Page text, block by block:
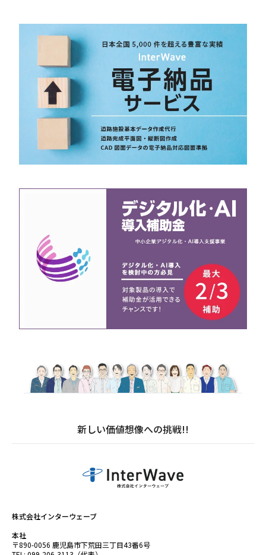
新しい価値想像への挑戦!!
株式会社インターウェーブ
本社
〒890-0056 鹿児島市下荒田三丁目43番6号